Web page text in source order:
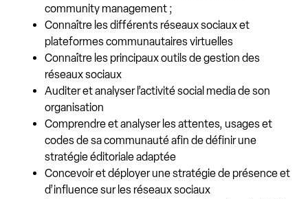
community management ;
Connaître les différents réseaux sociaux et
plateformes communautaires virtuelles
Connaître les principaux outils de gestion des
réseaux sociaux
Auditer et analyser l’activité social media de son
organisation
Comprendre et analyser les attentes, usages et
codes de sa communauté afin de définir une
stratégie éditoriale adaptée
Concevoir et déployer une stratégie de présence et
d’influence sur les réseaux sociaux